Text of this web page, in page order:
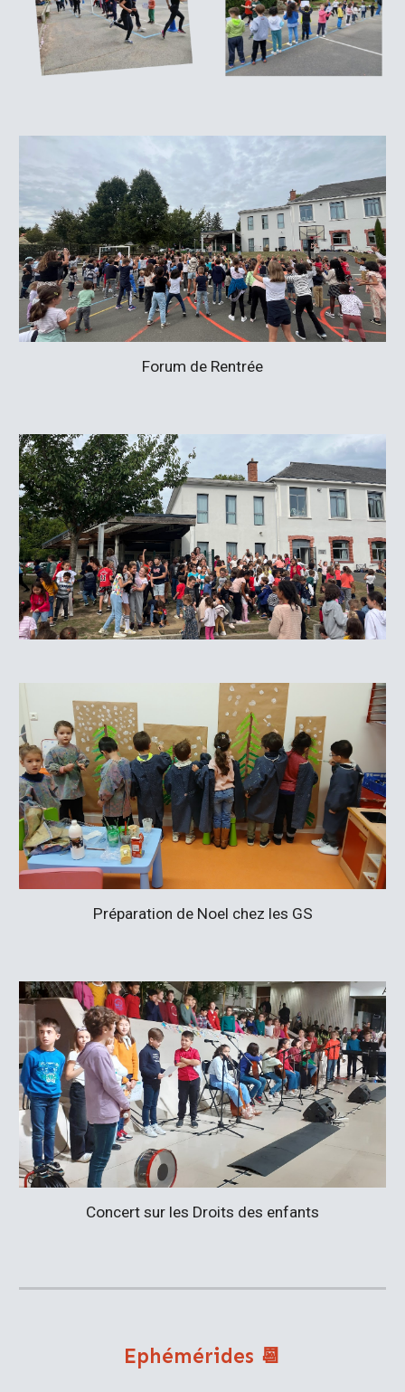
Forum de Rentrée
Préparation de Noel chez les GS
Concert sur les Droits des enfants
Ephémérides 📆